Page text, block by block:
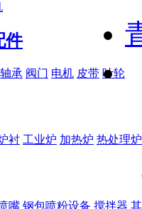
件
轴承 阀门 电机 皮带 叶轮
衬 工业炉 加热炉 热处理炉
嘴 钢包喷粉设备 搅拌器